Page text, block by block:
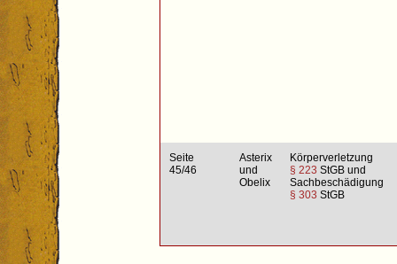
Seite
45/46
Asterix
und
Obelix
Körperverletzung
§ 223 StGB und
Sachbeschädigung
§ 303 StGB